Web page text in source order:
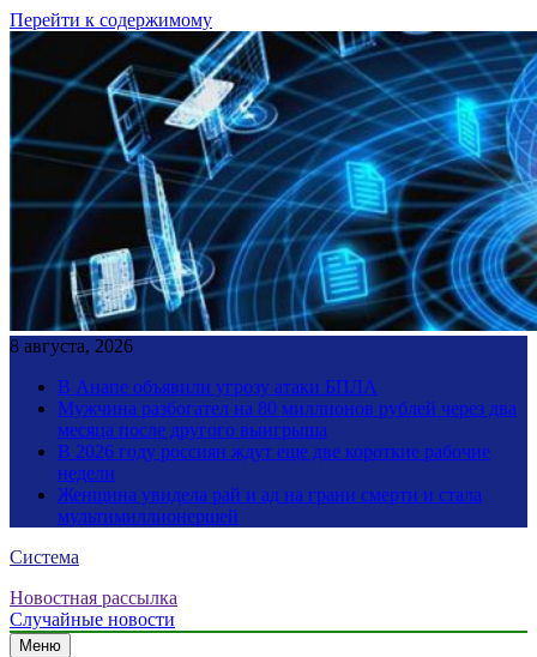
Перейти к содержимому
8 августа, 2026
В Анапе объявили угрозу атаки БПЛА
Мужчина разбогател на 80 миллионов рублей через два
месяца после другого выигрыша
В 2026 году россиян ждут еще две короткие рабочие
недели
Женщина увидела рай и ад на грани смерти и стала
мультимиллионершей
Система
Новостная рассылка
Случайные новости
Меню